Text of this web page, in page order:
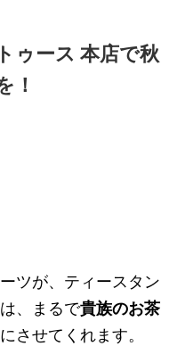
ゥース 本店で秋
！
ツが、ティースタン
、まるで貴族のお茶
させてくれます。